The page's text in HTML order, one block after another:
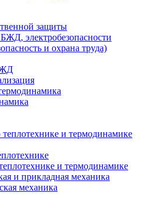
защиты
электробезопасности
и охрана труда)
и термодинамике
и термодинамике
и прикладная механика
механика